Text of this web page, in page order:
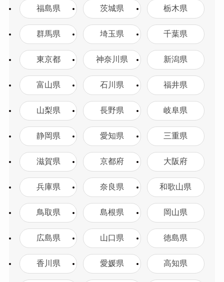
福島県 茨城県 栃木県
群馬県 埼玉県 千葉県
東京都 神奈川県 新潟県
富山県 石川県 福井県
山梨県 長野県 岐阜県
静岡県 愛知県 三重県
滋賀県 京都府 大阪府
兵庫県 奈良県 和歌山県
鳥取県 島根県 岡山県
広島県 山口県 徳島県
香川県 愛媛県 高知県